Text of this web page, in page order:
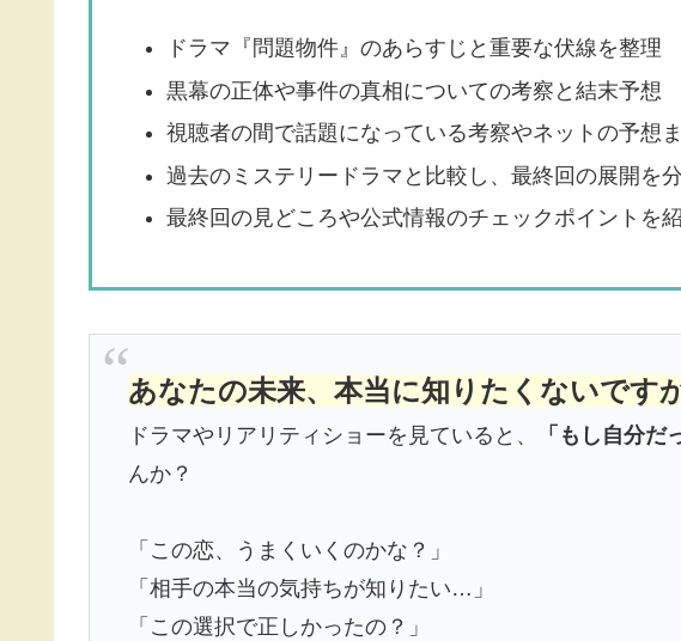
ドラマ『問題物件』のあらすじと重要な伏線を整理
黒幕の正体や事件の真相についての考察と結末予想
視聴者の間で話題になっている考察やネットの予想
過去のミステリードラマと比較し、最終回の展開を
最終回の見どころや公式情報のチェックポイントを
あなたの未来、本当に知りたくないです
ドラマやリアリティショーを見ていると、 「もし自分だ
んか？
「この恋、うまくいくのかな？」
「相手の本当の気持ちが知りたい…」
「この選択で正しかったの？」